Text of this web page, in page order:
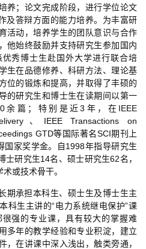
养；论文完成阶段，进行学位论文
及答辩方面的能力培养。为丰富研
活动，培养学生的团队意识与合作
他始终鼓励并支持研究生参加国内
秀博士生赴国外大学进行联合培
生在品德修养、科研方法、理论基
位的锻炼和提高，并取得了丰硕的
的研究生和博士生在读期间以第一
余篇；特别是近3年，在IEEE
、IEEE Transactions on
GTD等国际著名SCI期刊上
国家奖学金。自1998年指导研究生
研究生14名、硕士研究生62名，
或技术骨干。
期承担本科生、硕士生及博士生主
科生主讲的“电力系统继电保护”课
强的专业课，具有较大的掌握难
多年的教学经验和专业积淀，建立
，在讲课中深入浅出，触类旁通，